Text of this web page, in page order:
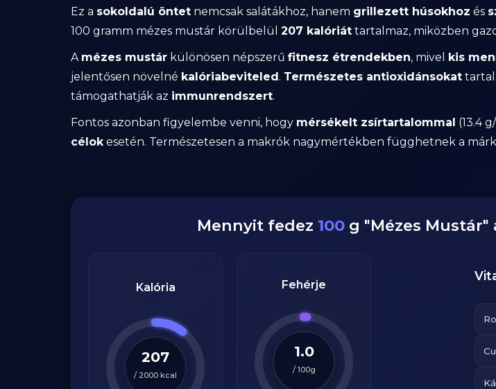
Ez a sokoldalú öntet nemcsak salátákhoz, hanem grillezett húsokhoz és
100 gramm mézes mustár körülbelül 207 kalóriát tartalmaz, miközben
A mézes mustár különösen népszerű fitnesz étrendekben, mivel kis
jelentősen növelné kalóriabeviteled. Természetes antioxidánsokat
támogathatják az immunrendszert.
Fontos azonban figyelembe venni, hogy mérsékelt zsírtartalommal (13.4
célok esetén. Természetesen a makrók nagymértékben függhetnek a
Mennyit fedez 100 g "Mézes Mustár"
Kalória
207
/ 2000 kcal
Fehérje
1.0
/100g